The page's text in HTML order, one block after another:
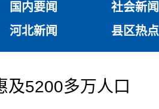
国内要闻 社会新闻
河北新闻 县区热点
及5200多万人口